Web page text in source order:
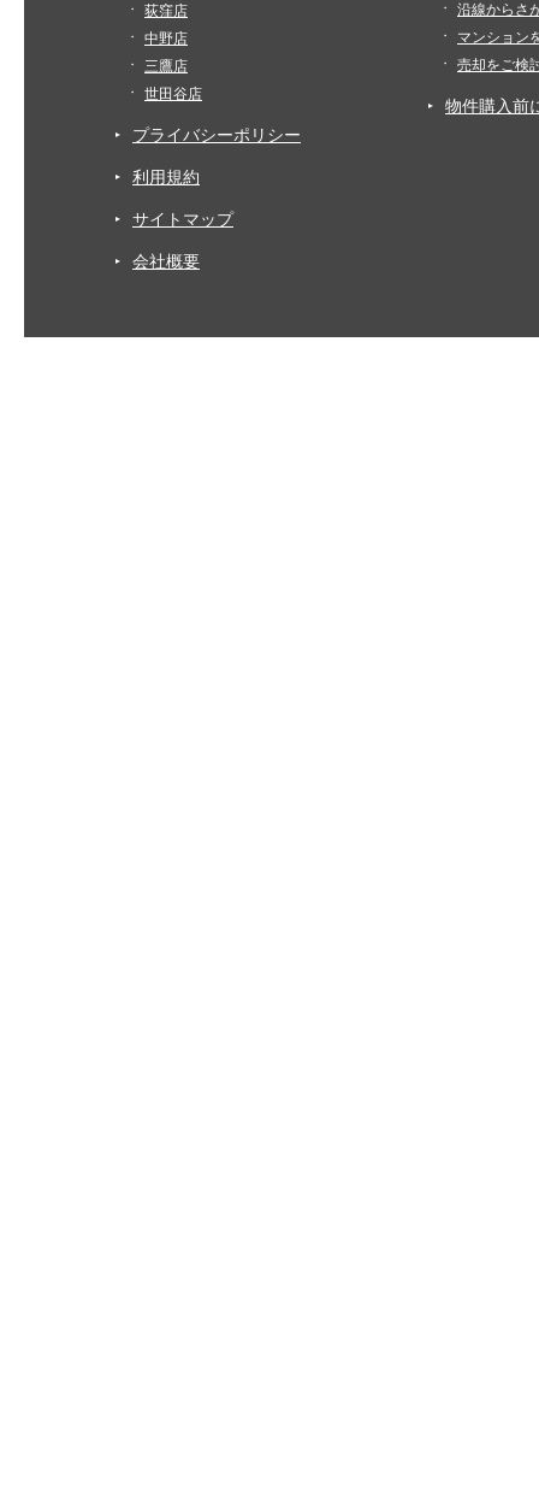
荻窪店
中野店
三鷹店
世田谷店
プライバシーポリシー
利用規約
サイトマップ
会社概要
沿線からさ
マンション
売却をご検
物件購入前